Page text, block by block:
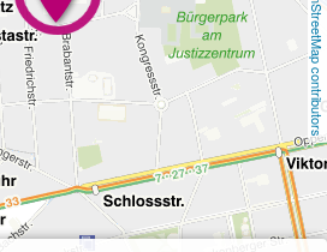
OpenStreetMap contributors